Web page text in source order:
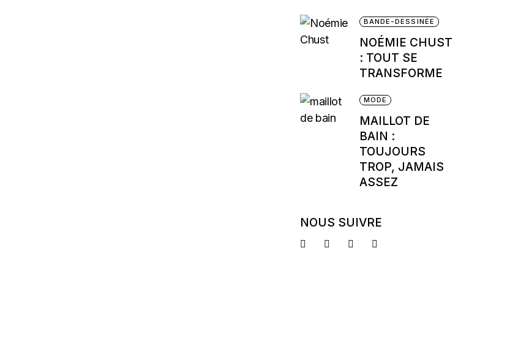
BANDE-DESSINÉE
NOÉMIE CHUST
: TOUT SE
TRANSFORME
MODE
MAILLOT DE
BAIN :
TOUJOURS
TROP, JAMAIS
ASSEZ
NOUS SUIVRE